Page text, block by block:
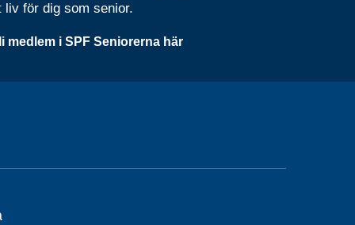
liv för dig som senior.
medlem i SPF Seniorerna här